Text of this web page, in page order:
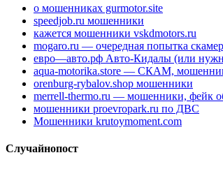
о мошенниках gurmotor.site
speedjob.ru мошенники
кажется мошенники vskdmotors.ru
mogaro.ru — очередная попытка
евро—авто.рф Авто-Кидалы (или
aqua-motorika.store — СКАМ,
orenburg-rybalov.shop мошенники
merrell-thermo.ru — мошенники, фейк
мошенники proevropark.ru по ДВС
Мошенники krutoymoment.com
Случайнопост